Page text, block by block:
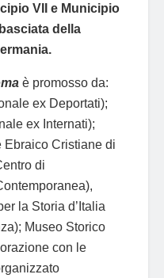
VII e Municipio
della
è promosso da:
ex Deportati);
ex Internati);
Ebraico Cristiane di
di
la Storia d’Italia
Museo Storico
con le